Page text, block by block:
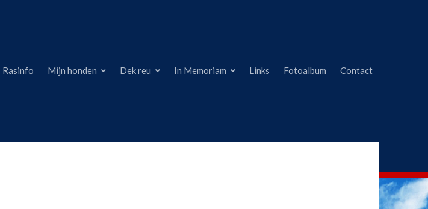
Rasinfo Mijn honden Dek reu In Memoriam Links Fotoalbum Contact